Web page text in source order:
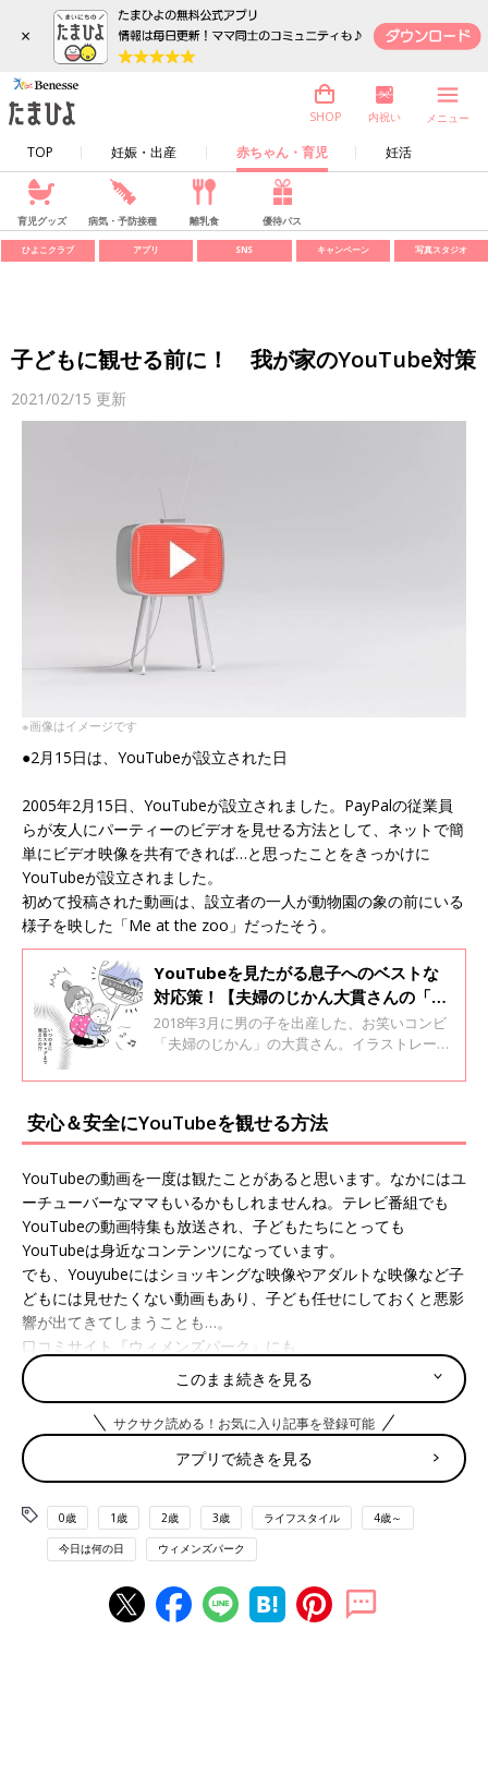
×
TOP 妊娠・出産 赤ちゃん・育児 妊活
SHOP 内祝い メニュー
育児グッズ 病気・予防接種 離乳食 優待パス
ひよこクラブ アプリ SNS キャンペーン 写真スタジオ
子どもに観せる前に！ 我が家のYouTube対策
2021/02/15 更新
※画像はイメージです
●2月15日は、YouTubeが設立された日
2005年2月15日、YouTubeが設立されました。PayPalの従業員
らが友人にパーティーのビデオを見せる方法として、ネットで簡
単にビデオ映像を共有できれば…と思ったことをきっかけに
YouTubeが設立されました。
初めて投稿された動画は、設立者の一人が動物園の象の前にいる
様子を映した「Me at the zoo」だったそう。
YouTubeを見たがる息子へのベストな
対応策！【夫婦のじかん大貫さんの「マ
マ芸人日記」#35】
2018年3月に男の子を出産した、お笑いコンビ
「夫婦のじかん」の大貫さん。イラストレータ
人・イラスト業・ママと毎日大忙しの大貫さん
す。
安心＆安全にYouTubeを観せる方法
YouTubeの動画を一度は観たことがあると思います。なかにはユ
ーチューバーなママもいるかもしれませんね。テレビ番組でも
YouTubeの動画特集も放送され、子どもたちにとっても
YouTubeは身近なコンテンツになっています。
でも、Youyubeにはショッキングな映像やアダルトな映像など子
どもには見せたくない動画もあり、子ども任せにしておくと悪影
響が出てきてしまうことも…。
口コミサイト『ウィメンズパーク』にも、
「YouTubeで大人が観るようないかがわしいものを観ていたこと
がわかりました。時間や曜日は制限していたけれど、内容までは
制限していませんでした。YouTubeは自由工作の参考にもしてい
るので、それ自体を禁止するのははばかれます…」
YouTubeとのつき合い方、どうすればいい？ といった声がたく
さん聞こえてきます。
口コミサイト『ウィメンズパーク』のママたちの対策を聞いてみ
「『動画を見たらママは分かるからね！』と言うことで抑止して
このまま続きを見る
サクサク読める！お気に入り記事を登録可能
アプリで続きを見る
0歳 1歳 2歳 3歳 ライフスタイル 4歳～
今日は何の日 ウィメンズパーク